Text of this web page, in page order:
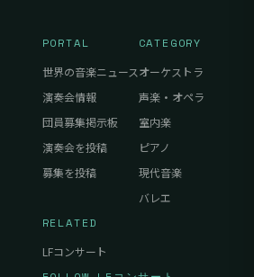
PORTAL
世界の音楽ニュース
演奏会情報
団員募集掲示板
演奏会を投稿
募集を投稿
CATEGORY
オーケストラ
声楽・オペラ
室内楽
ピアノ
現代音楽
バレエ
RELATED
LFコンサート